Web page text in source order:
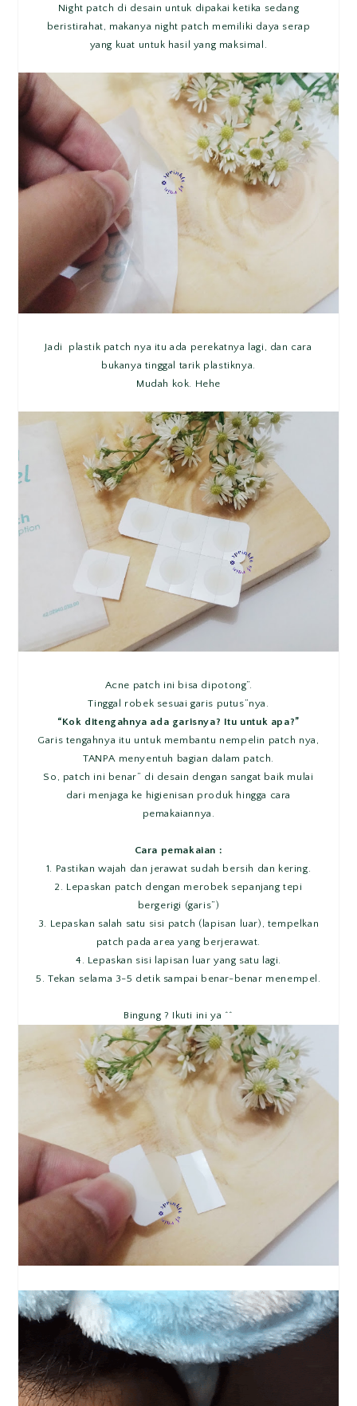
Night patch di desain untuk dipakai ketika sedang
beristirahat, makanya night patch memiliki daya serap
yang kuat untuk hasil yang maksimal.
Jadi plastik patch nya itu ada perekatnya lagi, dan cara
bukanya tinggal tarik plastiknya.
Mudah kok. Hehe
Acne patch ini bisa dipotong”.
Tinggal robek sesuai garis putus”nya.
“Kok ditengahnya ada garisnya? Itu untuk apa?”
Garis tengahnya itu untuk membantu nempelin patch nya,
TANPA menyentuh bagian dalam patch.
So, patch ini benar” di desain dengan sangat baik mulai
dari menjaga ke higienisan produk hingga cara
pemakaiannya.
Cara pemakaian :
1. Pastikan wajah dan jerawat sudah bersih dan kering.
2. Lepaskan patch dengan merobek sepanjang tepi
bergerigi (garis”)
3. Lepaskan salah satu sisi patch (lapisan luar), tempelkan
patch pada area yang berjerawat.
4. Lepaskan sisi lapisan luar yang satu lagi.
5. Tekan selama 3-5 detik sampai benar-benar menempel.
Bingung ? Ikuti ini ya ^^